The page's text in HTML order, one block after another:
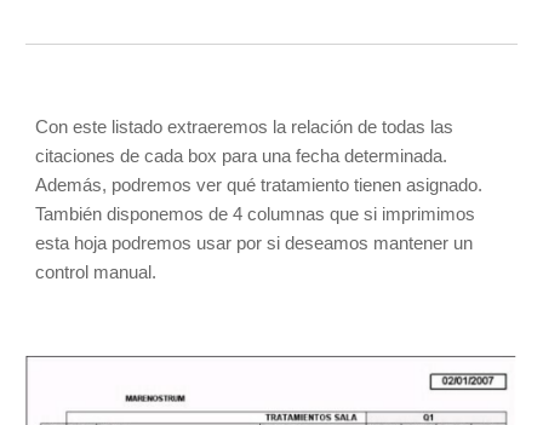
Con este listado extraeremos la relación de todas las
citaciones de cada box para una fecha determinada.
Además, podremos ver qué tratamiento tienen asignado.
También disponemos de 4 columnas que si imprimimos
esta hoja podremos usar por si deseamos mantener un
control manual.